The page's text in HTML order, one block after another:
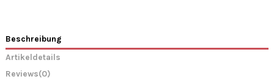
Beschreibung
Artikeldetails
Reviews(0)